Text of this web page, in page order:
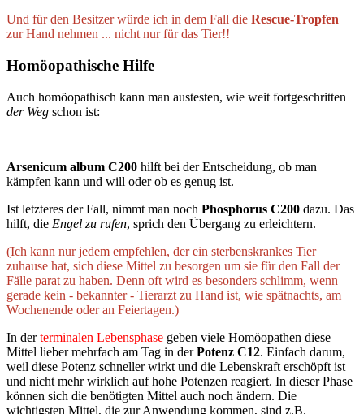
Und für den Besitzer würde ich in dem Fall die Rescue-Tropfen
zur Hand nehmen ... nicht nur für das Tier!!
Homöopathische Hilfe
Auch homöopathisch kann man austesten, wie weit fortgeschritten
der Weg schon ist:
Arsenicum album C200 hilft bei der Entscheidung, ob man
kämpfen kann und will oder ob es genug ist.
Ist letzteres der Fall, nimmt man noch Phosphorus C200 dazu. Das
hilft, die Engel zu rufen, sprich den Übergang zu erleichtern.
(Ich kann nur jedem empfehlen, der ein sterbenskrankes Tier
zuhause hat, sich diese Mittel zu besorgen um sie für den Fall der
Fälle parat zu haben. Denn oft wird es besonders schlimm, wenn
gerade kein - bekannter - Tierarzt zu Hand ist, wie spätnachts, am
Wochenende oder an Feiertagen.)
In derterminalen Lebensphase geben viele Homöopathen diese
Mittel lieber mehrfach am Tag in derPotenz C12. Einfach darum,
weil diese Potenz schneller wirkt und die Lebenskraft erschöpft ist
und nicht mehr wirklich auf hohe Potenzen reagiert. In dieser Phase
können sich die benötigten Mittel auch noch ändern. Die
wichtigsten Mittel, die zur Anwendung kommen, sind z.B.